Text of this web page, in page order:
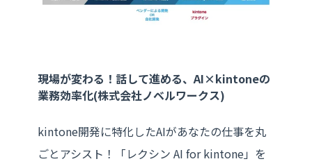
現場が変わる！話して進める、AI×kintoneの
業務効率化(株式会社ノベルワークス)
kintone開発に特化したAIがあなたの仕事を丸
ごとアシスト！「レクシン AI for kintone」を